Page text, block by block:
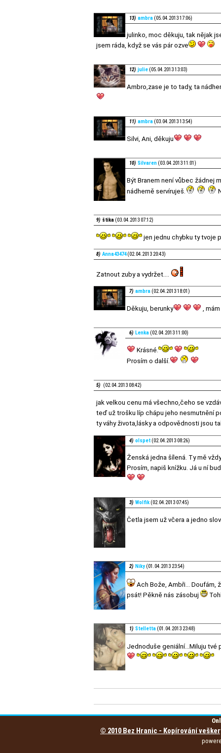
13) ambra (05.04.2013 17:06)
julinko, moc děkuju, tak nějak
jsem ráda, když se vás pár ozve
12) julie (05.04.2013 13:03)
Ambro,zase je to tady, ta
11) ambra (03.04.2013 13:54)
Silvi, Ani, děkuju
10) Silvaren (03.04.2013 11:01)
Být Branem není vůbec žádnej
nádherně servíruješ.
9) štika (03.04.2013 07:12)
jen jednu chybku ty tvoje
8) Anna43474(02.04.2013 20:43)
Zatnout zuby a vydržet....
7) ambra (02.04.2013 18:01)
Děkuju, berunky ,
6) Lenka (02.04.2013 11:00)
Krásné.
Prosím o další.
5) (02.04.2013 08:42)
jak velkou cenu má všechno,čeho se
teď už trošku líp chápu jeho nesmutnění
ty váhy života,lásky a odpovědnosti jsou
4) olspet (02.04.2013 08:26)
Ženská jedna šílená. Ty mě
Prosím, napiš knížku. Já u ní
3) Wolfik (02.04.2013 07:45)
Četla jsem už včera a jedno
2) Niky (01.04.2013 23:54)
Ach Bože, Ambři... Doufám,
psát! Pěkně nás zásobuj
1) Stelletta (01.04.2013 23:48)
Jednoduše geniální...Miluju tvé
© 2010 Bez Hranic - Kopírování